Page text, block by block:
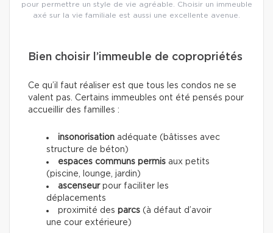
pour permettre un style de vie agréable. Choisir un immeuble
axé sur la vie familiale est aussi une excellente avenue.
Bien choisir l’immeuble de copropriétés
Ce qu’il faut réaliser est que tous les condos ne se
valent pas. Certains immeubles ont été pensés pour
accueillir des familles :
insonorisation adéquate (bâtisses avec
structure de béton)
espaces communs permis aux petits
(piscine, lounge, jardin)
ascenseurpour faciliter les
déplacements
proximité des parcs (à défaut d’avoir
une cour extérieure)